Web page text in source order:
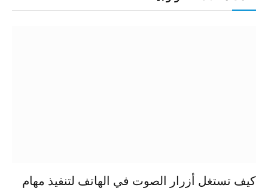
كيف تستغل أزرار الصوت في الهاتف لتنفيذ مهام